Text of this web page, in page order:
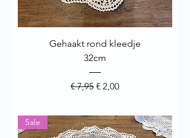
Gehaakt rond kleedje
32cm
Normale prijs
€ 7,95 Verkoopprijs
€ 2,00
Sale